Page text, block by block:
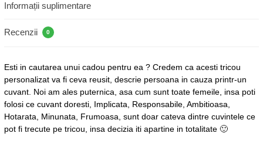
Informații suplimentare
Recenzii 0
Esti in cautarea unui cadou pentru ea ? Credem ca acesti tricou
personalizat va fi ceva reusit, descrie persoana in cauza printr-un
cuvant. Noi am ales puternica, asa cum sunt toate femeile, insa poti
folosi ce cuvant doresti, Implicata, Responsabile, Ambitioasa,
Hotarata, Minunata, Frumoasa, sunt doar cateva dintre cuvintele ce
pot fi trecute pe tricou, insa decizia iti apartine in totalitate 🙂